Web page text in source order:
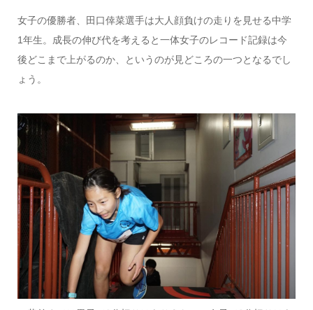
女子の優勝者、田口倖菜選手は大人顔負けの走りを見せる中学
1年生。成長の伸び代を考えると一体女子のレコード記録は今
後どこまで上がるのか、というのが見どころの一つとなるでし
ょう。